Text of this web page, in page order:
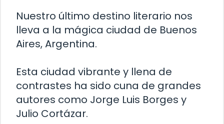
Nuestro último destino literario nos
lleva a la mágica ciudad de Buenos
Aires, Argentina.
Esta ciudad vibrante y llena de
contrastes ha sido cuna de grandes
autores como Jorge Luis Borges y
Julio Cortázar.